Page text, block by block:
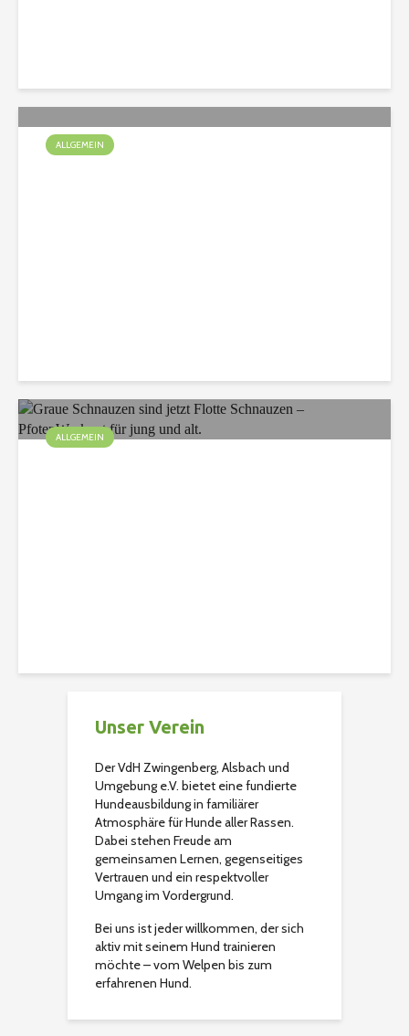
ALLGEMEIN
ALLGEMEIN
Unser Verein
Der VdH Zwingenberg, Alsbach und
Umgebung e.V. bietet eine fundierte
Hundeausbildung in familiärer
Atmosphäre für Hunde aller Rassen.
Dabei stehen Freude am
gemeinsamen Lernen, gegenseitiges
Vertrauen und ein respektvoller
Umgang im Vordergrund.
Bei uns ist jeder willkommen, der sich
aktiv mit seinem Hund trainieren
möchte – vom Welpen bis zum
erfahrenen Hund.